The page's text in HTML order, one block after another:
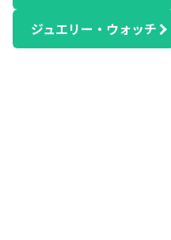
ジュエリー・ウォッチ